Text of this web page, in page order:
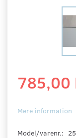
785,00
Mere information
Model/varenr.: